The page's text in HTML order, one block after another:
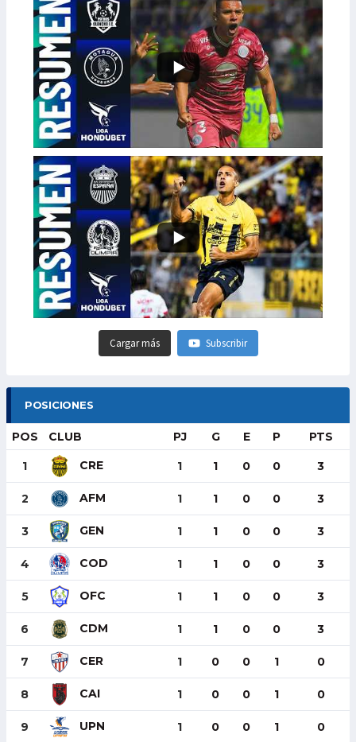
Cargar más Subscribir
POSICIONES
POS CLUB PJ G E P PTS
1 CRE 1 1 0 0 3
2 AFM 1 1 0 0 3
3 GEN 1 1 0 0 3
4 COD 1 1 0 0 3
5 OFC 1 1 0 0 3
6 CDM 1 1 0 0 3
7 CER 1 0 0 1 0
8 CAI 1 0 0 1 0
9 UPN 1 0 0 1 0